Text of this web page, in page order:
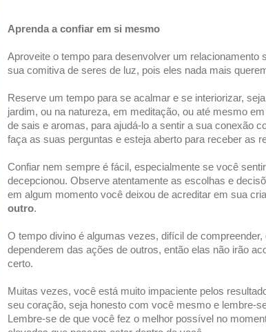
Aprenda a confiar em si mesmo
Aproveite o tempo para desenvolver um relacionamento
sua comitiva de seres de luz, pois eles nada mais
Reserve um tempo para se acalmar e se interiorizar,
jardim, ou na natureza, em meditação, ou até mesmo
de sais e aromas, para ajudá-lo a sentir a sua conexão
faça as suas perguntas e esteja aberto para receber as
Confiar nem sempre é fácil, especialmente se você
decepcionou. Observe atentamente as escolhas e
em algum momento você deixou de acreditar em sua
outro.
O tempo divino é algumas vezes, difícil de
dependerem das ações de outros, então elas não irão
certo.
Muitas vezes, você está muito impaciente pelos
seu coração, seja honesto com você mesmo e lembre-
Lembre-se de que você fez o melhor possível no